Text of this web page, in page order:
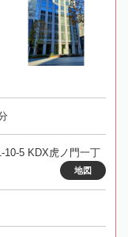
10-5 KDX虎ノ門一丁
地図